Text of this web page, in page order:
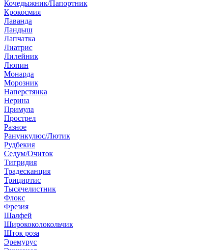
Кочедыжник/Папортник
Крокосмия
Лаванда
Ландыш
Лапчатка
Лиатрис
Лилейник
Люпин
Монарда
Морозник
Наперстянка
Нерина
Примула
Прострел
Разное
Ранункулюс/Лютик
Рудбекия
Седум/Очиток
Тигридия
Традесканция
Трициртис
Тысячелистник
Флокс
Фрезия
Шалфей
Ширококолокольчик
Шток роза
Эремурус